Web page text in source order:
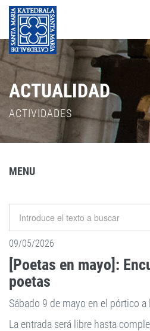
ACTUALIDAD
ACTIVIDADES
MENU
09/05/2026
[Poetas en mayo]:
poetas
Sábado 9 de mayo en el pórtico
La entrada será libre hasta